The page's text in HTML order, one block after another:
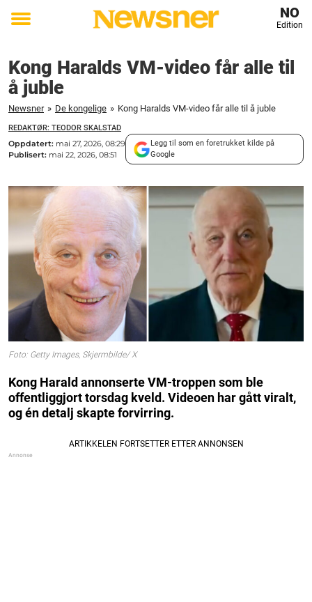
Toggle
NO
Edition
Kong Haralds VM-video får alle til
å juble
Newsner » De kongelige » Kong Haralds VM-video får alle til å juble
REDAKTØR: TEODOR SKALSTAD
Oppdatert: mai 27, 2026, 08:29
Publisert: mai 22, 2026, 08:51
Legg til som en foretrukket kilde på
Google
Foto: Getty Images, Skjermbilde/ X
Kong Harald annonserte VM-troppen som ble
offentliggjort torsdag kveld. Videoen har gått viralt,
og én detalj skapte forvirring.